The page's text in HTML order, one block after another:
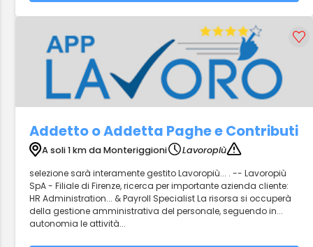
Addetto o Addetta Paghe e Contributi
A soli 1 km da Monteriggioni
Lavoropiù
selezione sarà interamente gestito Lavoropiù... . -- Lavoropiù
SpA - Filiale di Firenze, ricerca per importante azienda cliente:
HR Administration... & Payroll Specialist La risorsa si occuperà
della gestione amministrativa del personale, seguendo in...
autonomia le attività...